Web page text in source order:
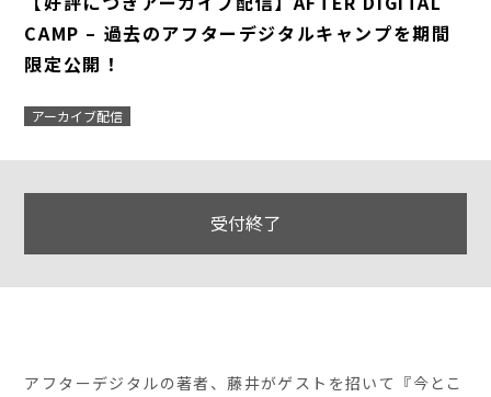
CAMP – 過去のアフターデジタルキャンプを期間
限定公開！
アーカイブ配信
受付終了
アフターデジタルの著者、藤井がゲストを招いて『今とこ